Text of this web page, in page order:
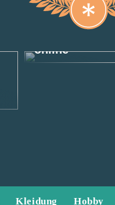
Finden Sie tolle
online
Kleidung Hobby